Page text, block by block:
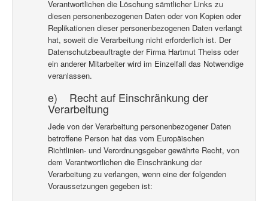
Verantwortlichen die Löschung sämtlicher Links zu
diesen personenbezogenen Daten oder von Kopien oder
Replikationen dieser personenbezogenen Daten verlangt
hat, soweit die Verarbeitung nicht erforderlich ist. Der
Datenschutzbeauftragte der Firma Hartmut Theiss oder
ein anderer Mitarbeiter wird im Einzelfall das Notwendige
veranlassen.
e) Recht auf Einschränkung der
Verarbeitung
Jede von der Verarbeitung personenbezogener Daten
betroffene Person hat das vom Europäischen
Richtlinien- und Verordnungsgeber gewährte Recht, von
dem Verantwortlichen die Einschränkung der
Verarbeitung zu verlangen, wenn eine der folgenden
Voraussetzungen gegeben ist: